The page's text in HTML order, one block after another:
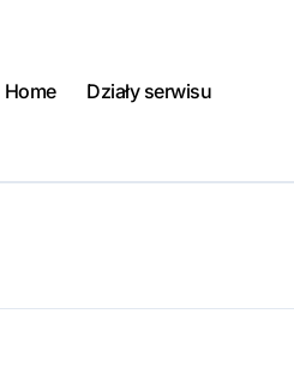
Home Działy serwisu